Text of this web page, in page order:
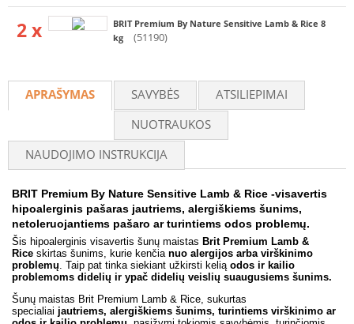
2 x
BRIT Premium By Nature Sensitive Lamb & Rice 8
kg
(51190)
APRAŠYMAS SAVYBĖS
ATSILIEPIMAI
NUOTRAUKOS
NAUDOJIMO INSTRUKCIJA
BRIT Premium By Nature Sensitive Lamb & Rice -visavertis
hipoalerginis pašaras jautriems, alergiškiems šunims,
netoleruojantiems pašaro ar turintiems odos problemų.
Šis hipoalerginis visavertis šunų maistas Brit Premium Lamb &
Rice skirtas šunims, kurie kenčia nuo alergijos arba virškinimo
problemų. Taip pat tinka siekiant užkirsti kelią odos ir kailio
problemoms didelių ir ypač didelių veislių suaugusiems šunims.
Šunų maistas Brit Premium Lamb & Rice, sukurtas
specialiai jautriems, alergiškiems šunims, turintiems virškinimo ar